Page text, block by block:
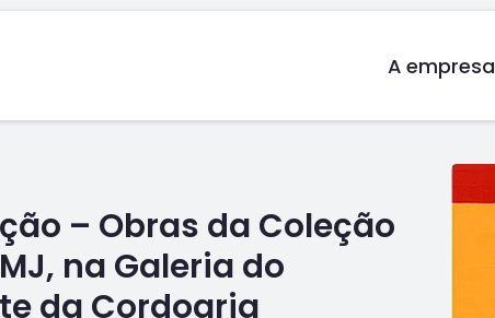
A empresa
– Obras da Coleção
na Galeria do
da Cordoaria